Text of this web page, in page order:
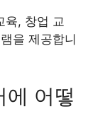
육, 창업 교
을 제공합니
에 어떻